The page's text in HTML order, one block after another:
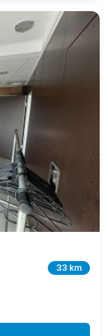
33 km